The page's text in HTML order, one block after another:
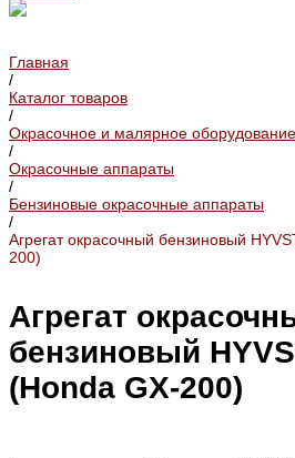
Главная
/
Каталог товаров
/
Окрасочное и малярное оборудование
/
Окрасочные аппараты
/
Бензиновые окрасочные аппараты
/
Агрегат окрасочный бензиновый
200)
Агрегат
бензиновый
(Honda GX-200)